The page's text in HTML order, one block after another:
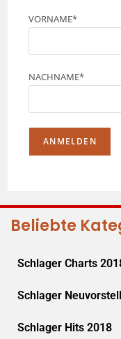
VORNAME*
NACHNAME*
Beliebte
Schlager Charts
Schlager
Schlager Hits 2018